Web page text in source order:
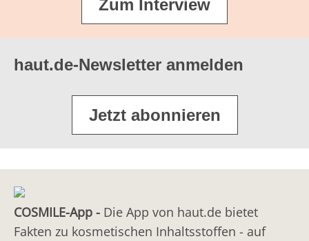
Octadecensäure-Glycerinester (1:1); mit Anteilen von
GLYCERYL STEARATE
Glycerinester
Natriumstearat
GLYCOL STEARATE SE
Stearinsäureglycolester (1:1), Glycolstearat; mit
Desodorantien (Deodorants)
Eyeliner
Gesichtsmasken
Haarbleich-/Entfärbungsmittel
Haarfarben (oxidativ)
Haarfarbprodukte (nicht oxidativ)
Zum Interview
haut.de-Newsletter anmelden
Jetzt abonnieren
COSMILE-App - Die App von haut.de bietet
Fakten zu kosmetischen Inhaltsstoffen - auf